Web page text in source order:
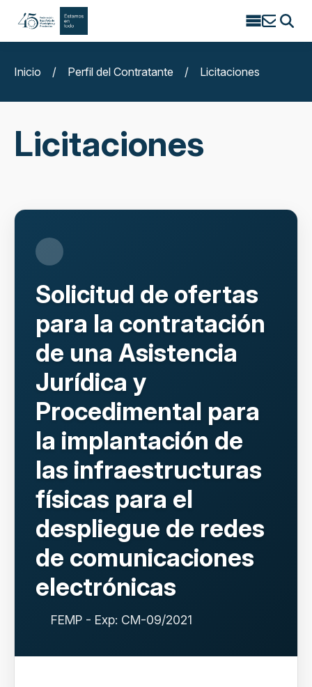
Search
Inicio
/ Perfil del Contratante / Licitaciones
Licitaciones
Solicitud de ofertas
para la contratación
de una Asistencia
Jurídica y
Procedimental para
la implantación de
las infraestructuras
físicas para el
despliegue de redes
de comunicaciones
electrónicas
FEMP - Exp: CM-09/2021